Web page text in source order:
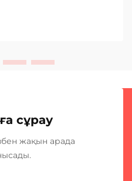
ақаулықтарын
сұрау
жақын арада